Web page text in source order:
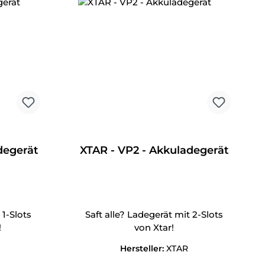
Slots
XTAR - VP2 - Akkuladegerät
Saft alle? Ladegerät mit 2-Slots
von Xtar!
Hersteller:XTAR